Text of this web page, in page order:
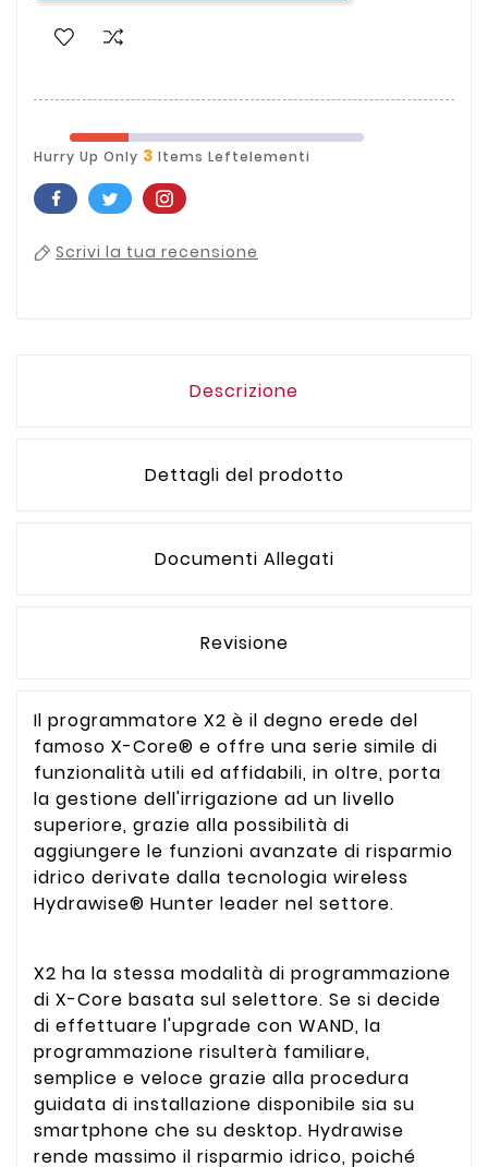
Hurry Up Only 3 Items Leftelementi
Scrivi la tua recensione
Descrizione
Dettagli del prodotto
Documenti Allegati
Revisione
Il programmatore X2 è il degno erede del
famoso X-Core® e offre una serie simile di
funzionalità utili ed affidabili, in oltre, porta
la gestione dell'irrigazione ad un livello
superiore, grazie alla possibilità di
aggiungere le funzioni avanzate di risparmio
idrico derivate dalla tecnologia wireless
Hydrawise® Hunter leader nel settore.
X2 ha la stessa modalità di programmazione
di X-Core basata sul selettore. Se si decide
di effettuare l'upgrade con WAND, la
programmazione risulterà familiare,
semplice e veloce grazie alla procedura
guidata di installazione disponibile sia su
smartphone che su desktop. Hydrawise
rende massimo il risparmio idrico, poiché